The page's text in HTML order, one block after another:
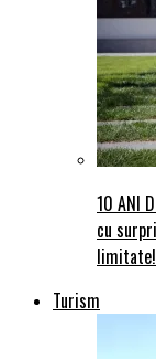
10 ANI
cu
limitate!
Turism